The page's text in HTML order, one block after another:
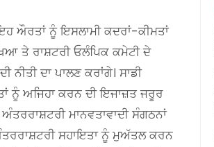
ਔਰਤਾਂ ਨੂੰ ਇਸਲਾਮੀ ਕਦਰਾਂ-ਕੀਮਤਾਂ
ਤੇ ਰਾਸ਼ਟਰੀ ਓਲੰਪਿਕ ਕਮੇਟੀ ਦੇ
ਦਾ ਪਾਲਣ ਕਰਾਂਗੇ। ਸਾਡੀ
ਨੂੰ ਅਜਿਹਾ ਕਰਨ ਦੀ ਇਜਾਜ਼ਤ ਜਰੂਰ
ਮਾਨਵਤਾਵਾਦੀ ਸੰਗਠਨਾਂ
ਸਹਾਇਤਾ ਨੂੰ ਮੁਅੱਤਲ ਕਰਨ